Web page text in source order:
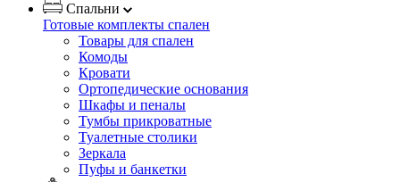
Спальни
Готовые комплекты спален
Товары для спален
Комоды
Кровати
Ортопедические основания
Шкафы и пеналы
Тумбы прикроватные
Туалетные столики
Зеркала
Пуфы и банкетки